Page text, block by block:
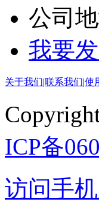
公司
我要
关于我们|联系我们|使
ICP备
访问手